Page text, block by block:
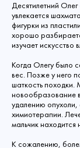
Десятилетний
увлекается
фигурки из
хорошо
изучает искусство
Когда Олегу было
вес. Позже у него
шаткость походки.
новообразование
удалению опухоли,
химиотерапии.
мальчик
К сожалению,